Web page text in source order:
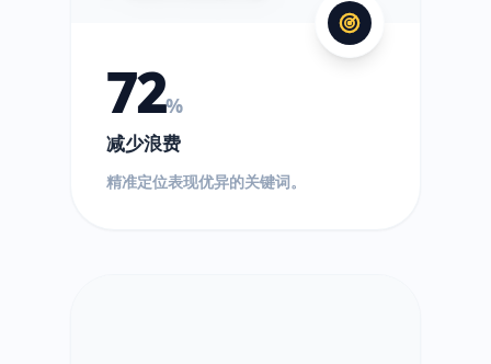
72%
减少浪费
精准定位表现优异的关键词。